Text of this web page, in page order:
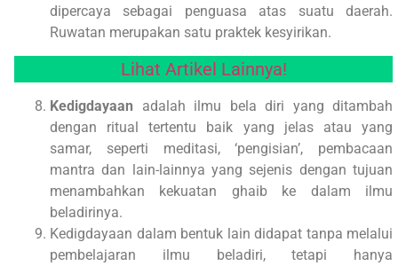
dipercaya sebagai penguasa atas suatu daerah.
Ruwatan merupakan satu praktek kesyirikan.
Lihat Artikel Lainnya!
Kedigdayaan adalah ilmu bela diri yang ditambah
dengan ritual tertentu baik yang jelas atau yang
samar, seperti meditasi, ‘pengisian’, pembacaan
mantra dan lain-lainnya yang sejenis dengan tujuan
menambahkan kekuatan ghaib ke dalam ilmu
beladirinya.
Kedigdayaan dalam bentuk lain didapat tanpa melalui
pembelajaran ilmu beladiri, tetapi hanya